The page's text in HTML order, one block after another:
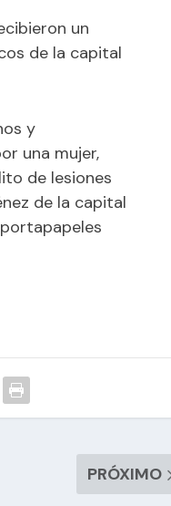
un
de la capital
y
una mujer,
de lesiones
de la capital
PRÓXIMO